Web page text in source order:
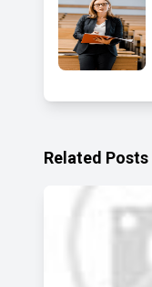
Related Posts